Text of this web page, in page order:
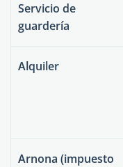
Servicio de
guardería
Alquiler
Arnona (impuesto